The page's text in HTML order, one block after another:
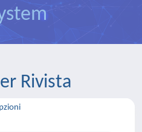
Rivista